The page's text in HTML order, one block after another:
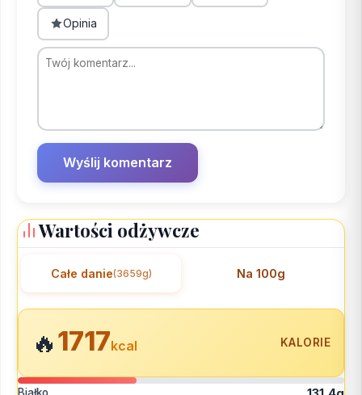
Opinia
Wartości odżywcze
Całe danie(3659g) Na 100g
🔥1717kcal KALORIE